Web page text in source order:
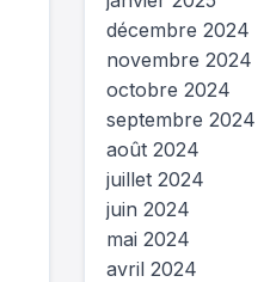
décembre 2024
novembre 2024
octobre 2024
septembre 2024
août 2024
juillet 2024
juin 2024
mai 2024
avril 2024